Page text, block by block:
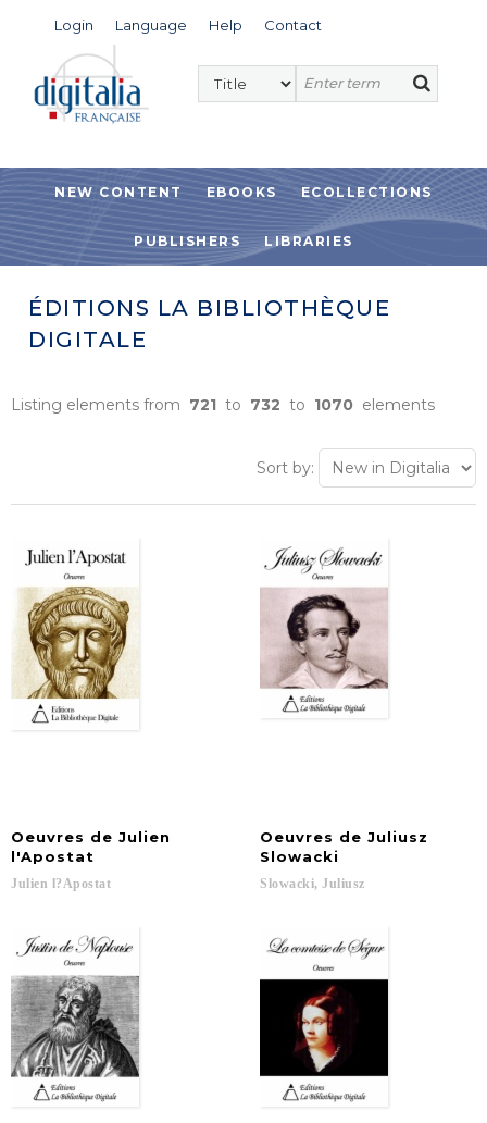
Login Language Help Contact
NEW CONTENT EBOOKS ECOLLECTIONS
PUBLISHERS LIBRARIES
ÉDITIONS LA BIBLIOTHÈQUE
DIGITALE
Listing elements from 721 to 732 to 1070 elements
Sort by:
Oeuvres de Julien
l'Apostat
Julien l?Apostat
Oeuvres de Juliusz
Slowacki
Slowacki, Juliusz